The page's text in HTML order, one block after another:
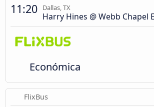
11:20 Dallas, TX
Harry Hines @ Webb Chapel
Económica
FlixBus